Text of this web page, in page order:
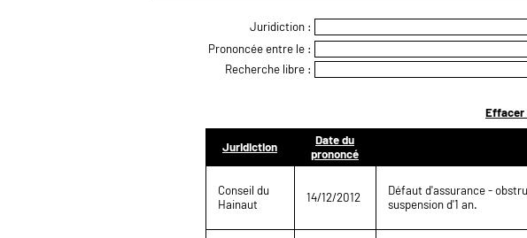
Juridiction :
Prononcée entre le :
Recherche libre :
Effacer
Juridiction
Date du
prononcé
Conseil du
Hainaut
14/12/2012
Défaut d'assurance -
suspension d'1 an.